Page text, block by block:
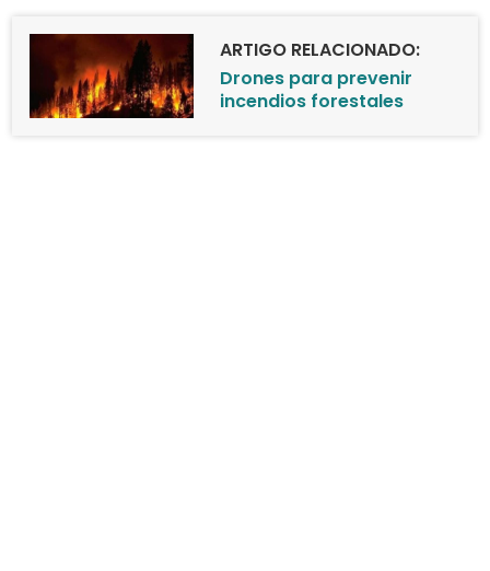
ARTIGO RELACIONADO:
Drones para prevenir
incendios forestales